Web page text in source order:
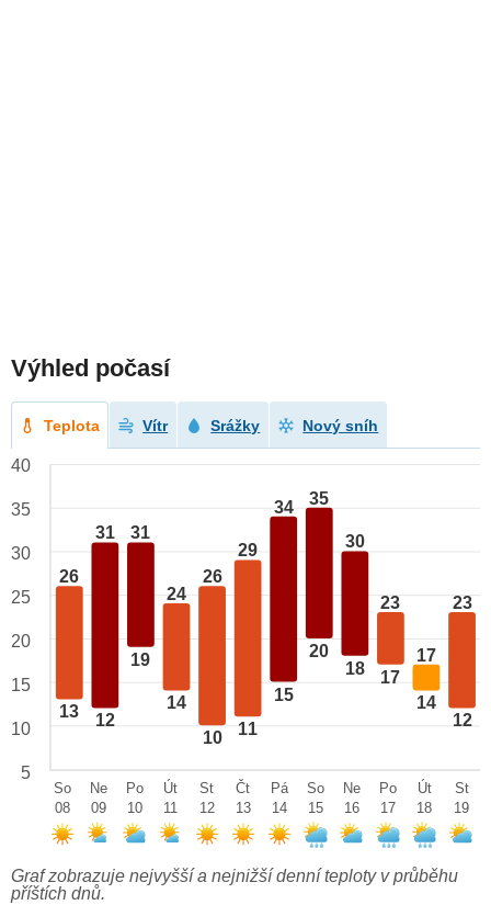
Výhled počasí
Teplota Vítr Srážky Nový sníh
26
13
31
12
31
19
24
14
26
10
29
11
34
15
35
20
30
18
23
17
17
14
23
12
40
35
30
25
20
15
10
5
So
08
Ne
09
Po
10
Út
11
St
12
Čt
13
Pá
14
So
15
Ne
16
Po
17
Út
18
St
19
Graf zobrazuje nejvyšší a nejnižší denní teploty v průběhu
příštích dnů.